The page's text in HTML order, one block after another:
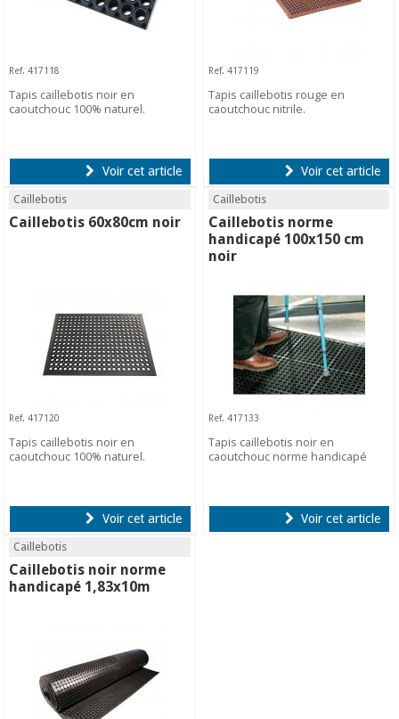
Ref. 417118
Tapis caillebotis noir en
caoutchouc 100% naturel.
Voir cet article
Ref. 417119
Tapis caillebotis rouge en
caoutchouc nitrile.
Voir cet article
Caillebotis
Caillebotis 60x80cm noir
Ref. 417120
Tapis caillebotis noir en
caoutchouc 100% naturel.
Voir cet article
Caillebotis
Caillebotis norme
handicapé 100x150 cm
noir
Ref. 417133
Tapis caillebotis noir en
caoutchouc norme handicapé
Voir cet article
Caillebotis
Caillebotis noir norme
handicapé 1,83x10m